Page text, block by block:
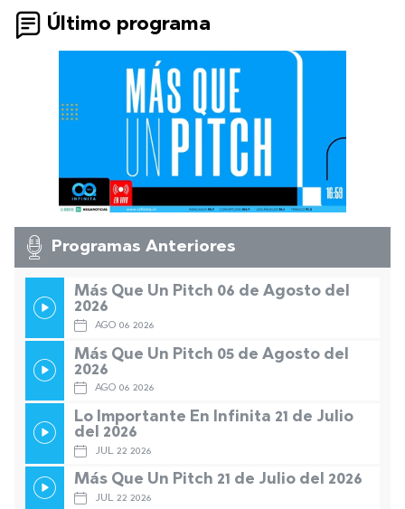
Último programa
Programas Anteriores
Más Que Un Pitch 06 de Agosto del
2026
AGO 06 2026
Más Que Un Pitch 05 de Agosto del
2026
AGO 06 2026
Lo Importante En Infinita 21 de Julio
del 2026
JUL 22 2026
Más Que Un Pitch 21 de Julio del 2026
JUL 22 2026